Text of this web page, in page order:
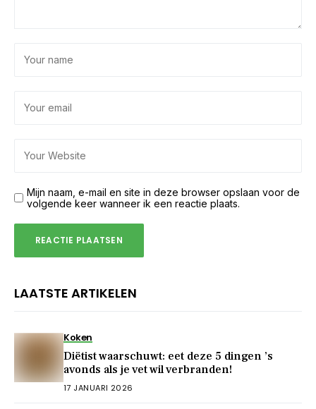
Mijn naam, e-mail en site in deze browser opslaan voor de
volgende keer wanneer ik een reactie plaats.
LAATSTE ARTIKELEN
Koken
Diëtist waarschuwt: eet deze 5 dingen ’s
avonds als je vet wil verbranden!
17 JANUARI 2026